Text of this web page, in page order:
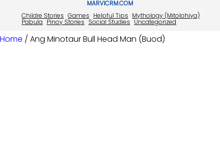
MARVICRM.COM
Childre Stories Games Helpful Tips Mythology (Mitolohiya)
Pabula Pinoy Stories Social Studies Uncategorized
Home / Ang Minotaur Bull Head Man (Buod)